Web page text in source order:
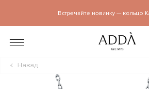
Встречайте новинку — кольцо
Назад